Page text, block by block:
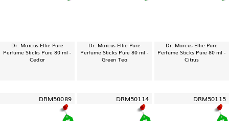
Dr. Marcus Ellie Pure
Perfume Sticks Pure 80 ml -
Cedar
Dr. Marcus Ellie Pure
Perfume Sticks Pure 80 ml -
Green Tea
Dr. Marcus Ellie Pure
Perfume Sticks Pure 80 ml -
Citrus
DRM50089 DRM50114 DRM50115